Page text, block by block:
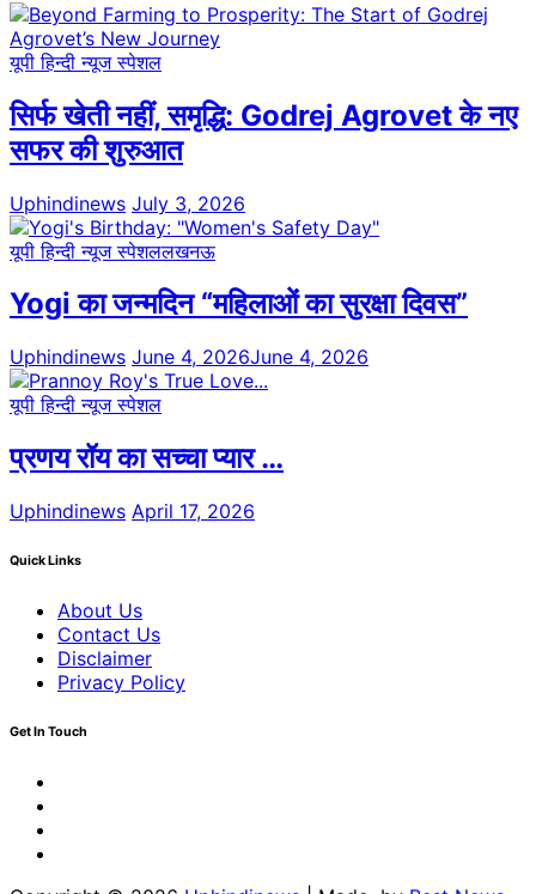
यूपी हिन्दी न्यूज स्पेशल
सिर्फ खेती नहीं, समृद्धि: Godrej Agrovet के नए
सफर की शुरुआत
Uphindinews July 3, 2026
यूपी हिन्दी न्यूज स्पेशललखनऊ
Yogi का जन्मदिन “महिलाओं का सुरक्षा दिवस”
Uphindinews June 4, 2026June 4, 2026
यूपी हिन्दी न्यूज स्पेशल
प्रणय रॉय का सच्चा प्यार …
Uphindinews April 17, 2026
Quick Links
About Us
Contact Us
Disclaimer
Privacy Policy
Get In Touch